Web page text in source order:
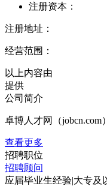
注册资本：
注册地址：
经营范围：
以上内容由
提供
公司简介
卓博人才网（
查看更多
招聘职位
招聘顾问
应届毕业生经验|大专及